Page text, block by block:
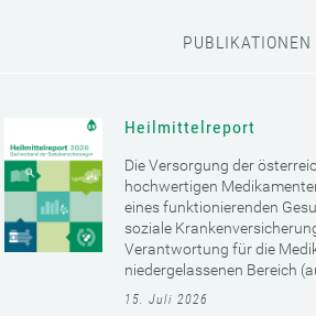
PUBLIKATIONEN
Heilmittelreport
Die Versorgung der
hochwertigen
eines funktionierenden
soziale
Verantwortung für die
niedergelassenen Bereich
15. Juli 2026